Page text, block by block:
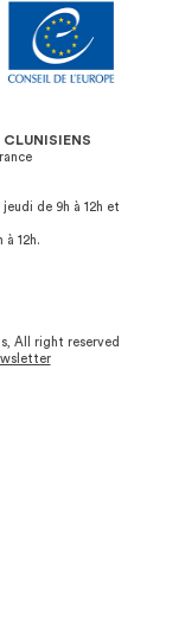
CLUNISIENS
jeudi de 9h à 12h et
à 12h.
All right reserved